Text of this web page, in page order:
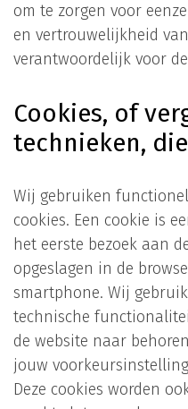
om te zorgen voor
en vertrouwelijkheid
verantwoordelijk voor
Cookies, of
technieken,
Wij gebruiken
cookies. Een cookie is
het eerste bezoek aan
opgeslagen in de
smartphone. Wij
technische
de website naar
jouw
Deze cookies worden